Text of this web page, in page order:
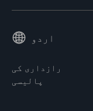
اردو
رازداری کی
پالیسی